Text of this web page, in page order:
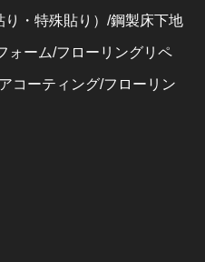
・特殊貼り）/鋼製床下地
ォーム/フローリングリペ
コーティング/フローリン